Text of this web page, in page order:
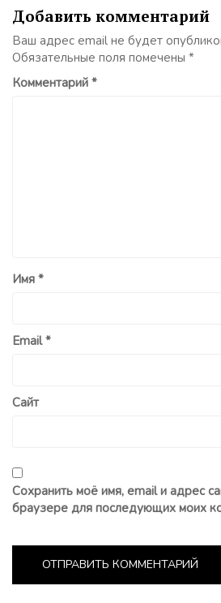
Добавить комментарий
Ваш адрес email не будет
Обязательные поля помечены *
Комментарий *
Имя *
Email*
Сайт
Сохранить моё имя, email и адрес
браузере для последующих моих